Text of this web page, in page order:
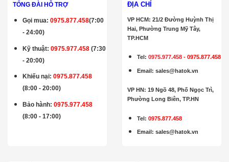
TỔNG ĐÀI HỖ TRỢ
Gọi mua:0975.877.458(7:00
- 24:00)
Kỹ thuật:0975.977.458 (7:30
- 20:00)
Khiếu nại: 0975.877.458
(8:00 - 20:00)
Bảo hành:0975.977.458
(8:00 - 17:00)
ĐỊA CHỈ
VP HCM: 21/2 Đường Huỳnh Thị
Hai, Phường Trung Mỹ Tây,
TP.HCM
Tel:0975.977.458 -0975.877.458
Email:sales@hatok.vn
VP HN: 19 Ngõ 48, Phố Ngọc Trì,
Phường Long Biên, TP.HN
Tel: 0975.877.458
Email :sales@hatok.vn